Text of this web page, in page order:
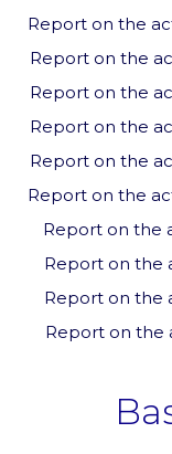
Report on the
Report on the
Report on the
Report on the
Report on the
Report on the
Report on the
Report on the
Report on the
Report on the